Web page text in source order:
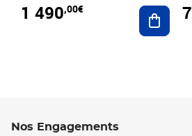
1 490,00€ 7
Nos Engagements